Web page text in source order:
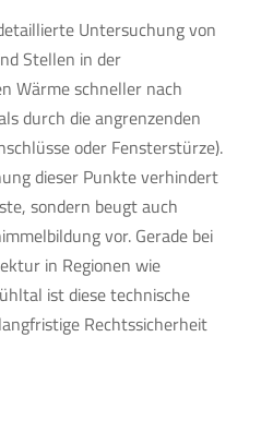
Untersuchung von
Stellen in der
Wärme schneller nach
durch die angrenzenden
oder Fensterstürze).
dieser Punkte verhindert
sondern beugt auch
vor. Gerade bei
in Regionen wie
ist diese technische
Rechtssicherheit